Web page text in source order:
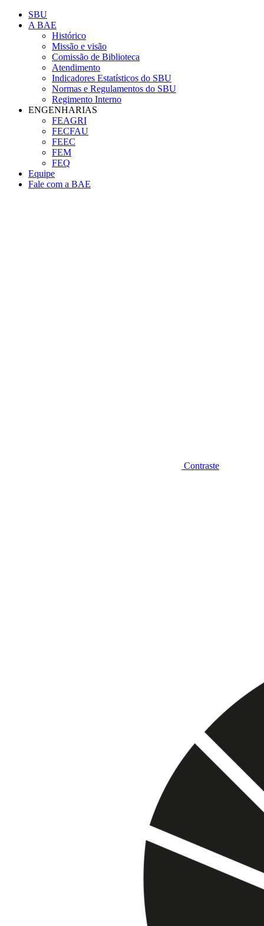
Conteúdo principal
SBU
A BAE
Histórico
Missão e visão
Comissão de Biblioteca
Atendimento
Indicadores Estatísticos do SBU
Normas e Regulamentos do SBU
Regimento Interno
ENGENHARIAS
FEAGRI
FECFAU
FEEC
FEM
FEQ
Equipe
Fale com a BAE
Contraste